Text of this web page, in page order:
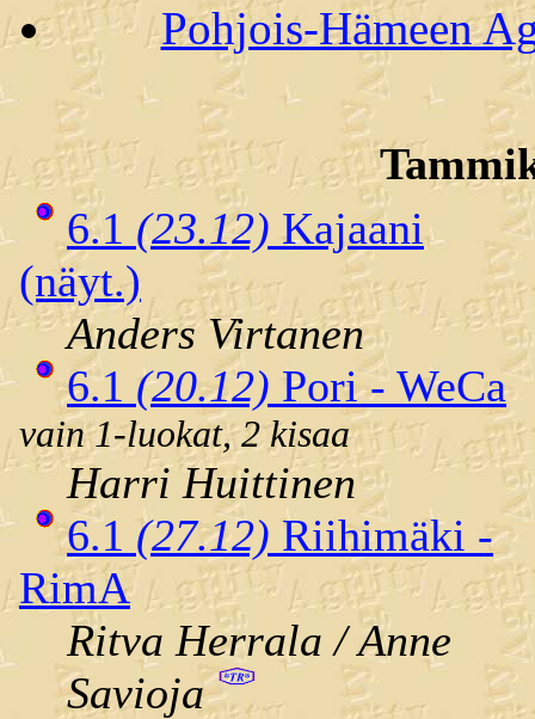
Pohjois-Hämeen
6.1 (23.12) Kajaani
(näyt.)
Anders Virtanen
6.1 (20.12) Pori - WeCa
vain 1-luokat, 2 kisaa
Harri Huittinen
6.1 (27.12) Riihimäki -
RimA
Ritva Herrala / Anne
Savioja